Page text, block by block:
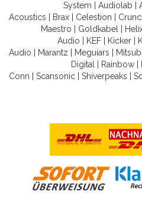
System
Audiolab
Acoustics
Brax Celestion
Maestro
Goldkabel
Audio
KEF| Kicker|
Audio
Marantz Meguiars
Digital
Rainbow|
Conn
Scansonic Shiverpeaks